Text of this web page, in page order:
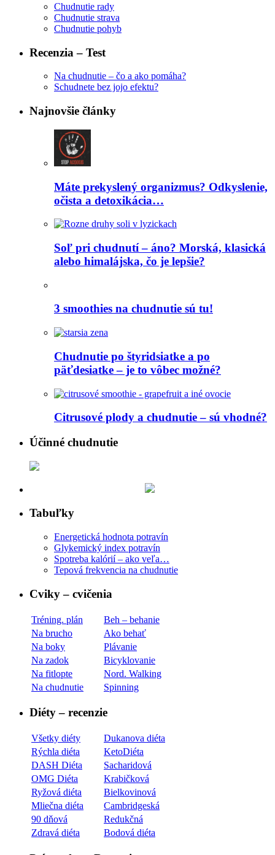
Chudnutie rady
Chudnutie strava
Chudnutie pohyb
Recenzia – Test
Na chudnutie – čo a ako pomáha?
Schudnete bez jojo efektu?
Najnovšie články
Máte prekyslený organizmus? Odkyslenie,
očista a detoxikácia…
Soľ pri chudnutí – áno? Morská, klasická
alebo himalájska, čo je lepšie?
3 smoothies na chudnutie sú tu!
Chudnutie po štyridsiatke a po
päťdesiatke – je to vôbec možné?
Citrusové plody a chudnutie – sú vhodné?
Účinné chudnutie
Tabuľky
Energetická hodnota potravín
Glykemický index potravín
Spotreba kalórií – ako veľa…
Tepová frekvencia na chudnutie
Cviky – cvičenia
Tréning. plán
Beh – behanie
Na brucho
Ako behať
Na boky
Plávanie
Na zadok
Bicyklovanie
Na fitlopte
Nord. Walking
Na chudnutie
Spinning
Diéty – recenzie
Všetky diéty
Dukanova diéta
Rýchla diéta
KetoDiéta
DASH Diéta
Sacharidová
OMG Diéta
Krabičková
Ryžová diéta
Bielkovinová
Mliečna diéta
Cambridgeská
90 dňová
Redukčná
Zdravá diéta
Bodová diéta